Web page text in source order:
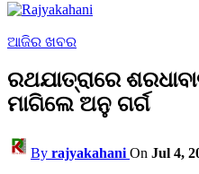
ଆଜିର ଖବର
ରଥଯାତ୍ରାରେ
ମାଗିଲେ ଅନୁ ଗର୍ଗ
By rajyakahani On Jul 4,